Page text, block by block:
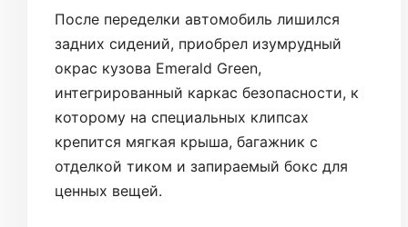
После переделки автомобиль лишился
задних сидений, приобрел изумрудный
окрас кузова Emerald Green,
интегрированный каркас безопасности, к
которому на специальных клипсах
крепится мягкая крыша, багажник с
отделкой тиком и запираемый бокс для
ценных вещей.